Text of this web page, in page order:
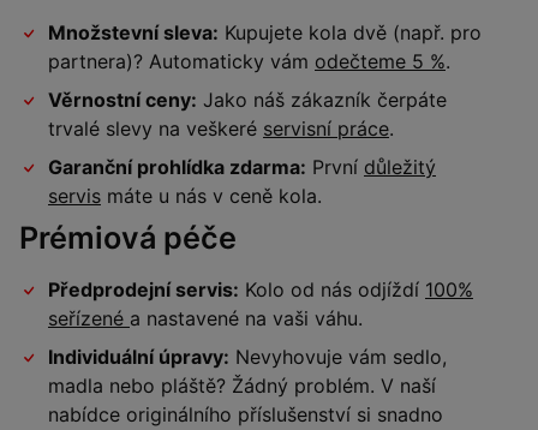
Množstevní sleva: Kupujete kola dvě (např. pro
partnera)? Automaticky vám odečteme 5 %.
Věrnostní ceny: Jako náš zákazník čerpáte
trvalé slevy na veškeré servisní práce.
Garanční prohlídka zdarma: První důležitý
servis máte u nás v ceně kola.
Prémiová péče
Předprodejní servis: Kolo od nás odjíždí 100%
seřízené a nastavené na vaši váhu.
Individuální úpravy: Nevyhovuje vám sedlo,
madla nebo pláště? Žádný problém. V naší
nabídce originálního příslušenství si snadno